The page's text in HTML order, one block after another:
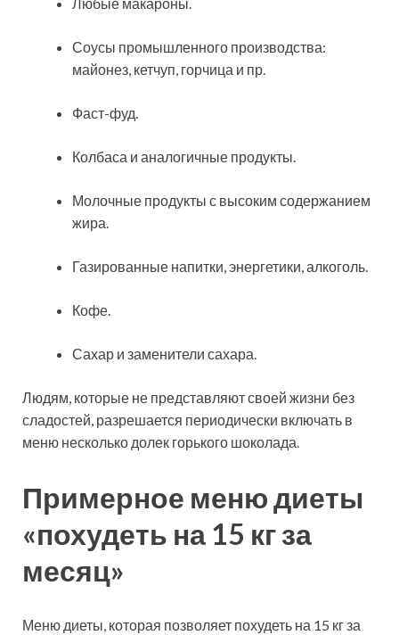
Соусы промышленного производства:
майонез, кетчуп, горчица и пр.
Фаст-фуд.
Колбаса и аналогичные продукты.
Молочные продукты с высоким содержанием
жира.
Газированные напитки, энергетики, алкоголь.
Кофе.
Сахар и заменители сахара.
Людям, которые не представляют своей жизни без
сладостей, разрешается периодически включать в
меню несколько долек горького шоколада.
Примерное меню диеты
«похудеть на 15 кг за
месяц»
Меню диеты, которая позволяет похудеть на 15 кг за